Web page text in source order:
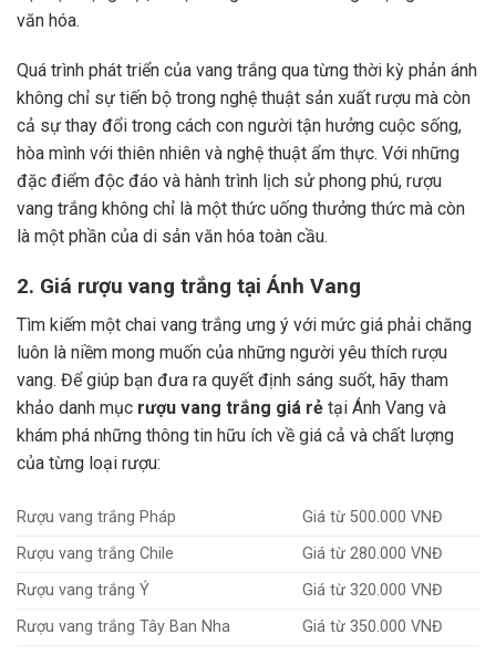
văn hóa.
Quá trình phát triển của vang trắng qua từng thời kỳ phản ánh
không chỉ sự tiến bộ trong nghệ thuật sản xuất rượu mà còn
cả sự thay đổi trong cách con người tận hưởng cuộc sống,
hòa mình với thiên nhiên và nghệ thuật ẩm thực. Với những
đặc điểm độc đáo và hành trình lịch sử phong phú, rượu
vang trắng không chỉ là một thức uống thưởng thức mà còn
là một phần của di sản văn hóa toàn cầu.
2. Giá rượu vang trắng tại Ánh Vang
Tìm kiếm một chai vang trắng ưng ý với mức giá phải chăng
luôn là niềm mong muốn của những người yêu thích rượu
vang. Để giúp bạn đưa ra quyết định sáng suốt, hãy tham
khảo danh mục rượu vang trắng giá rẻ tại Ánh Vang và
khám phá những thông tin hữu ích về giá cả và chất lượng
của từng loại rượu:
Rượu vang trắng Pháp
Giá từ 500.000 VNĐ
Rượu vang trắng Chile
Giá từ 280.000 VNĐ
Rượu vang trắng Ý
Giá từ 320.000 VNĐ
Rượu vang trắng Tây Ban Nha
Giá từ 350.000 VNĐ